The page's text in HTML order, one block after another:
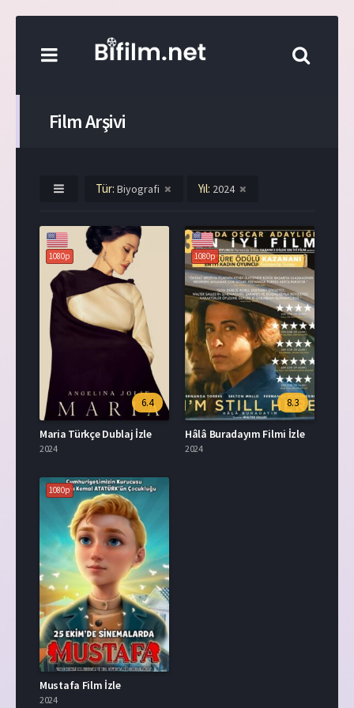
Film Arşivi
Tür: Biyografi Yıl: 2024
1080p
6.4
Maria Türkçe Dublaj İzle
2024
1080p
8.3
Hâlâ Buradayım Filmi İzle
2024
1080p
Mustafa Film İzle
2024